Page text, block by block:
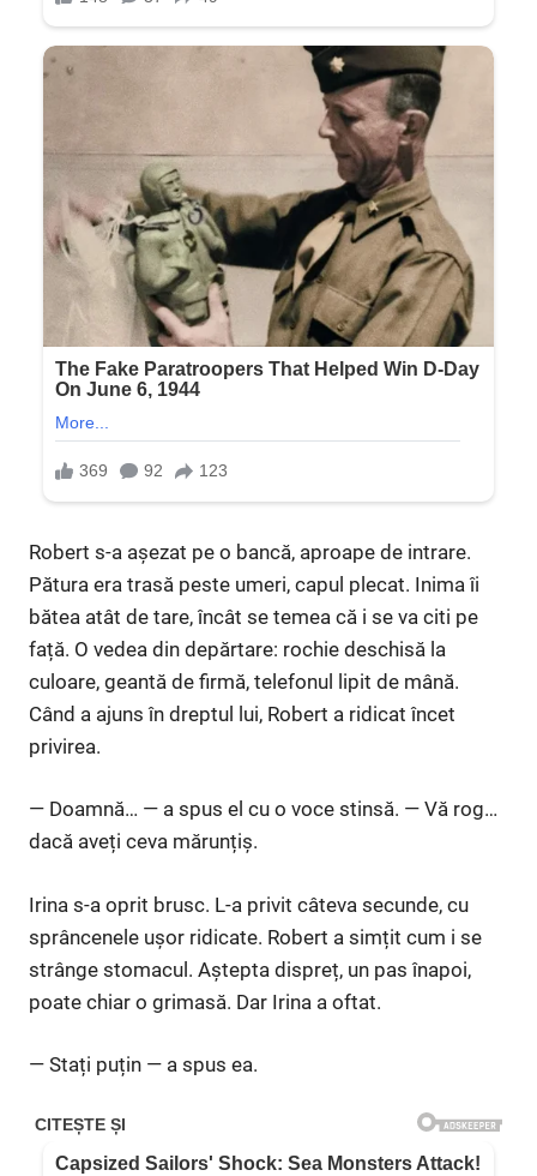
Robert s-a așezat pe o bancă, aproape de intrare.
Pătura era trasă peste umeri, capul plecat. Inima îi
bătea atât de tare, încât se temea că i se va citi pe
față. O vedea din depărtare: rochie deschisă la
culoare, geantă de firmă, telefonul lipit de mână.
Când a ajuns în dreptul lui, Robert a ridicat încet
privirea.
— Doamnă… — a spus el cu o voce stinsă. — Vă rog…
dacă aveți ceva mărunțiș.
Irina s-a oprit brusc. L-a privit câteva secunde, cu
sprâncenele ușor ridicate. Robert a simțit cum i se
strânge stomacul. Aștepta dispreț, un pas înapoi,
poate chiar o grimasă. Dar Irina a oftat.
— Stați puțin — a spus ea.